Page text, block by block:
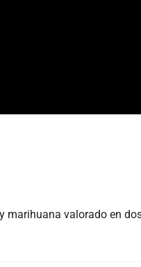
marihuana valorado en